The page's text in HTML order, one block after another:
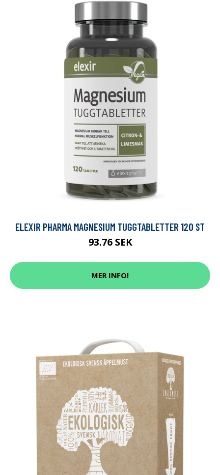
ELEXIR PHARMA MAGNESIUM TUGGTABLETTER 120 ST
93.76 SEK
MER INFO!